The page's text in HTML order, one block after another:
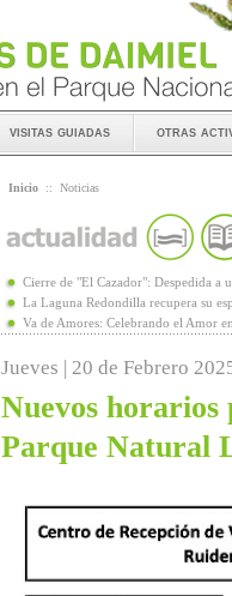
visitas guiadas otras
Inicio :: Noticias
Cierre de "El Cazador": Despedida a
La Laguna Redondilla recupera su
Va de Amores: Celebrando el Amor
Jueves | 20 de Febrero
Nuevos horarios
Parque Natural